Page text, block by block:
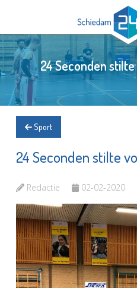
24 Seconden
Sport
24 Seconden stilte
Redactie 02-02-2020